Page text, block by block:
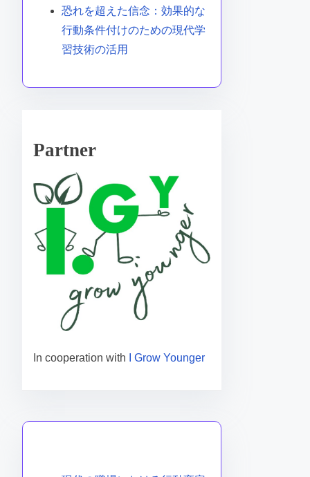
恐れを超えた信念：効果的な
行動条件付けのための現代学
習技術の活用
Partner
In cooperation with I Grow Younger